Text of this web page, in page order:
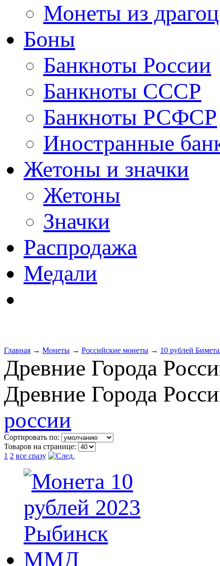
Монеты из
Боны
Банкноты России
Банкноты СССР
Банкноты РСФСР
Иностранные
Жетоны и значки
Жетоны
Значки
Распродажа
Медали
Главная → Монеты → Российские монеты → 10 рублей
Древние Города
Древние Города
россии
Сортировать по:
Товаров на странице:
1 2 все сразу